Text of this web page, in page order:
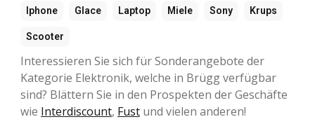
Iphone Glace Laptop Miele Sony Krups
Scooter
Interessieren Sie sich für Sonderangebote der
Kategorie Elektronik, welche in Brügg verfügbar
sind? Blättern Sie in den Prospekten der Geschäfte
wie Interdiscount, Fust und vielen anderen!